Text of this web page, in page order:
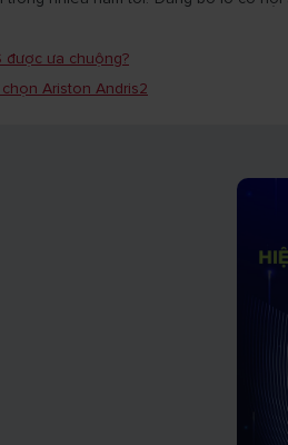
được ưa chuộng?
Ariston Andris2